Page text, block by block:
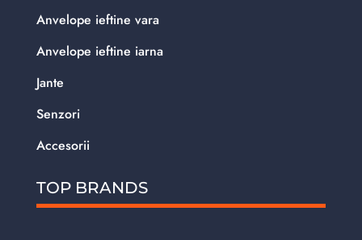
Anvelope ieftine vara
Anvelope ieftine iarna
Jante
Senzori
Accesorii
TOP BRANDS